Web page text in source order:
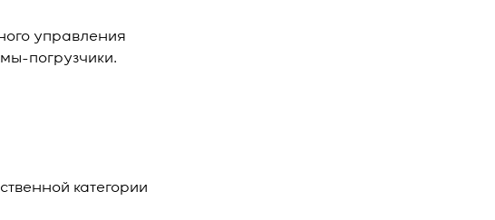
управления
погрузчики.
категории